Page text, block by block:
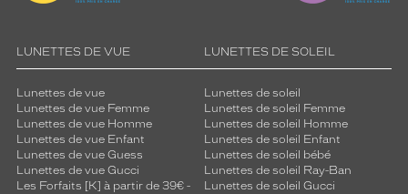
LUNETTES DE VUE
Lunettes de vue
Lunettes de vue Femme
Lunettes de vue Homme
Lunettes de vue Enfant
Lunettes de vue Guess
Lunettes de vue Gucci
Les Forfaits [K] à partir de 39€ -
LUNETTES DE SOLEIL
Lunettes de soleil
Lunettes de soleil Femme
Lunettes de soleil Homme
Lunettes de soleil Enfant
Lunettes de soleil bébé
Lunettes de soleil Ray-Ban
Lunettes de soleil Gucci